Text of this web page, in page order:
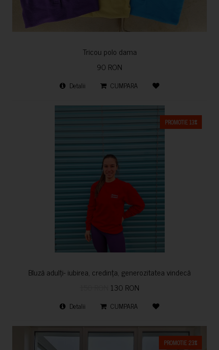
Tricou polo dama
90 RON
Detalii CUMPARA
PROMOTIE 13%
Bluză adulți- iubirea, credința, generozitatea vindecă
130 RON
Detalii CUMPARA
PROMOTIE 23%